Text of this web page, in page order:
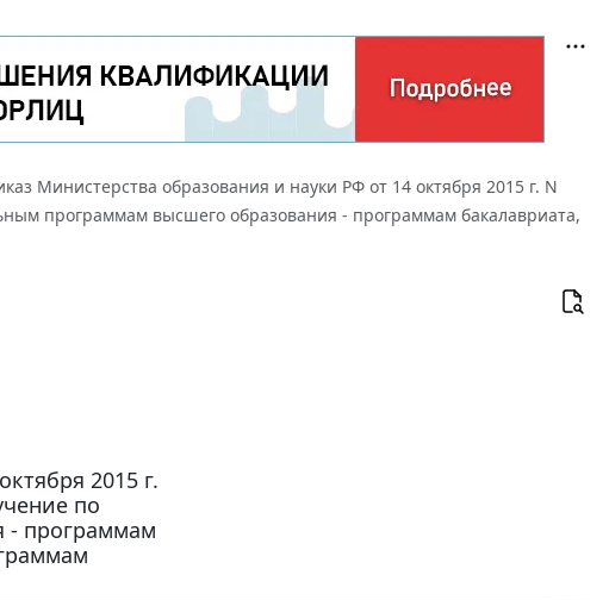
Министерства образования и науки РФ от 14 октября 2015 г. N
программам высшего образования - программам бакалавриата,
2015 г.
по
- программам